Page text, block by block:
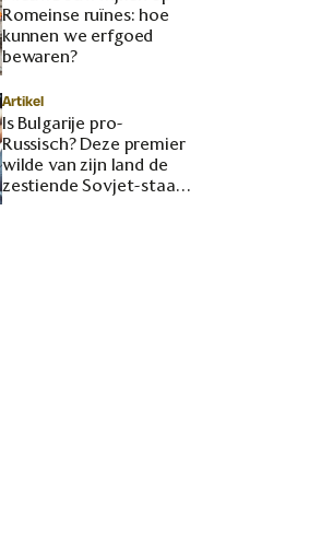
Romeinse ruïnes: hoe
kunnen we erfgoed
bewaren?
Artikel
Is Bulgarije pro-
Russisch? Deze premier
wilde van zijn land de
zestiende Sovjet-staat
maken